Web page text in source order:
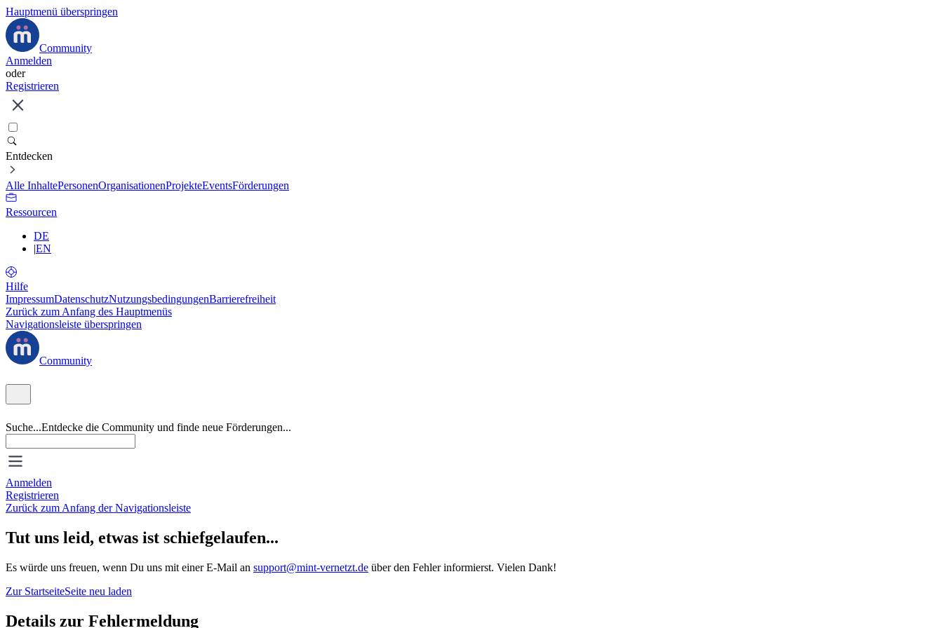
Hauptmenü überspringen
Community
Anmelden
oder
Registrieren
Entdecken
Alle InhaltePersonenOrganisationenProjekteEventsFörderungen
Ressourcen
DE
|EN
Hilfe
ImpressumDatenschutzNutzungsbedingungenBarrierefreiheit
Zurück zum Anfang des Hauptmenüs
Navigationsleiste überspringen
Community
Suche...Entdecke die Community und finde neue Förderungen...
Anmelden
Registrieren
Zurück zum Anfang der Navigationsleiste
Tut uns leid, etwas ist schiefgelaufen...
Es würde uns freuen, wenn Du uns mit einer E-Mail an support@mint-vernetzt.de über den Fehler informierst. Vielen Dank!
Zur StartseiteSeite neu laden
Details zur Fehlermeldung